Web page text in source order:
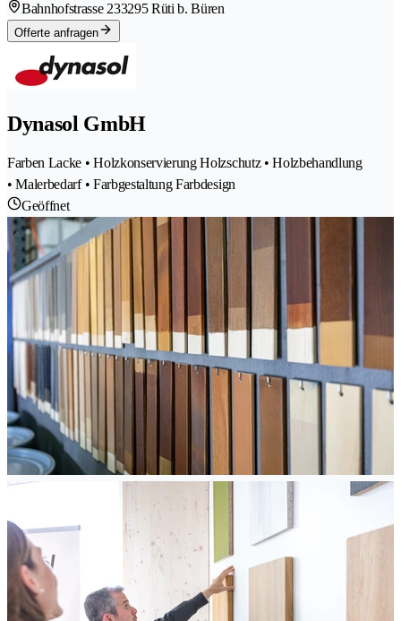
Bahnhofstrasse 233295 Rüti b. Büren
Offerte anfragen
Dynasol GmbH
Farben Lacke • Holzkonservierung Holzschutz • Holzbehandlung
• Malerbedarf • Farbgestaltung Farbdesign
Geöffnet